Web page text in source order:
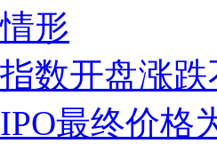
形
数开盘涨
最终价格